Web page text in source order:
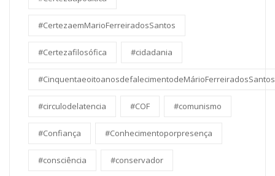
#CertezaemMarioFerreiradosSantos
#Certezafilosófica #cidadania
#CinquentaeoitoanosdefalecimentodeMárioFerreiradosSantos
#circulodelatencia #COF #comunismo
#Confiança #Conhecimentoporpresença
#consciência #conservador